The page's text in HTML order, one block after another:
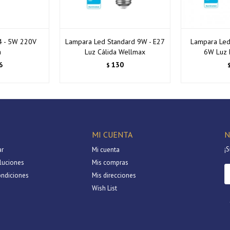
- 5W 220V
Lampara Led Standard 9W - E27
Luz Cálida Wellmax
$ 130
Lampara
6W Luz
$
MI CUENTA
Mi cuenta
Mis compras
Mis direcciones
Wish List